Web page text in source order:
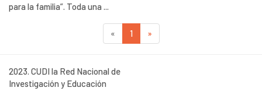
para la familia”. Toda una ...
« 1 »
2023. CUDI la Red Nacional de
Investigación y Educación